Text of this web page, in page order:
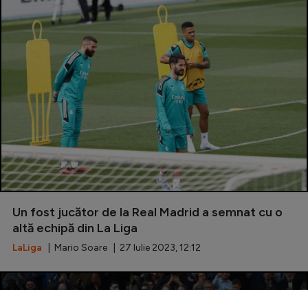
Un fost jucător de la Real Madrid a semnat cu o
altă echipă din La Liga
LaLiga | Mario Soare | 27 Iulie 2023, 12:12